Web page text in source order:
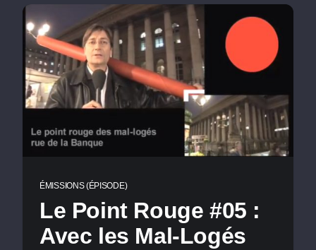
ÉMISSIONS (ÉPISODE)
Le Point Rouge #05 :
Avec les Mal-Logés